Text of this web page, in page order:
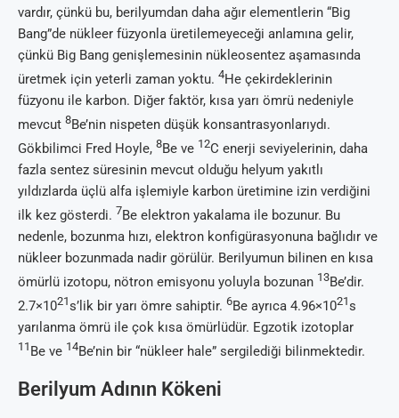
vardır, çünkü bu, berilyumdan daha ağır elementlerin “Big
Bang”de nükleer füzyonla üretilemeyeceği anlamına gelir,
çünkü Big Bang genişlemesinin nükleosentez aşamasında
üretmek için yeterli zaman yoktu. 4He çekirdeklerinin
füzyonu ile karbon. Diğer faktör, kısa yarı ömrü nedeniyle
mevcut 8Be’nin nispeten düşük konsantrasyonlarıydı.
Gökbilimci Fred Hoyle, 8Be ve 12C enerji seviyelerinin, daha
fazla sentez süresinin mevcut olduğu helyum yakıtlı
yıldızlarda üçlü alfa işlemiyle karbon üretimine izin verdiğini
ilk kez gösterdi. 7Be elektron yakalama ile bozunur. Bu
nedenle, bozunma hızı, elektron konfigürasyonuna bağlıdır ve
nükleer bozunmada nadir görülür. Berilyumun bilinen en kısa
ömürlü izotopu, nötron emisyonu yoluyla bozunan 13Be’dir.
2.7×1021s’lik bir yarı ömre sahiptir. 6Be ayrıca 4.96×1021s
yarılanma ömrü ile çok kısa ömürlüdür. Egzotik izotoplar
11 Be ve 14Be’nin bir “nükleer hale” sergilediği bilinmektedir.
Berilyum Adının Kökeni